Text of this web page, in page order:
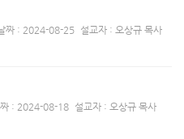
짜 : 2024-08-25 설교자 : 오상규 목사
짜 : 2024-08-18 설교자 : 오상규 목사